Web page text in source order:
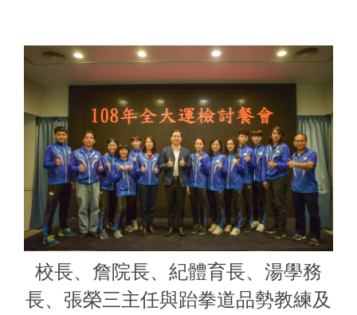
校長、詹院長、紀體育長、湯學務
長、張榮三主任與跆拳道品勢教練及